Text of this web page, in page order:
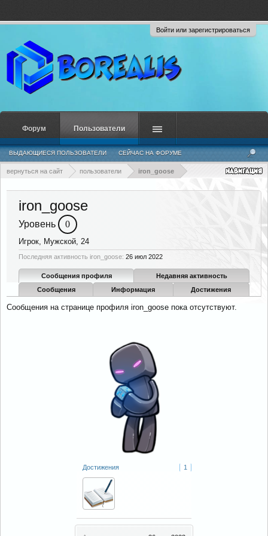
Войти или зарегистрироваться
вернуться на сайт пользователи iron_goose
Достижения 1
iron_goose
Уровень 0
Игрок, Мужской, 24
Последняя активность iron_goose: 26 июл 2022
Сообщения профиля
Недавняя активность
Сообщения
Информация Достижения
Сообщения на странице профиля iron_goose пока отсутствуют.
Форум Пользователи
ВЫДАЮЩИЕСЯ ПОЛЬЗОВАТЕЛИ СЕЙЧАС НА ФОРУМЕ
НЕДАВНЯЯ АКТИВНОСТЬ НОВЫЕ СООБЩЕНИЯ ПРОФИЛЯ